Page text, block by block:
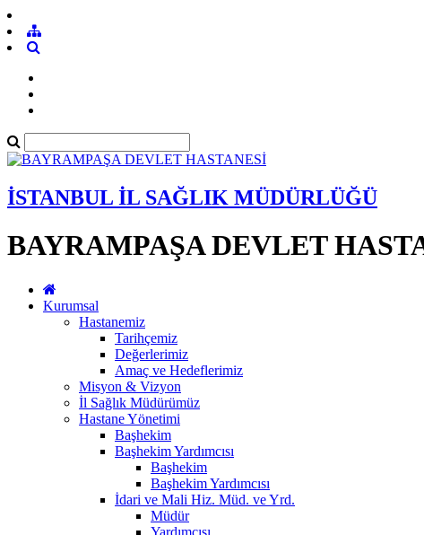
İSTANBUL İL SAĞLIK MÜDÜRLÜĞÜ
BAYRAMPAŞA DEVLET
Kurumsal
Hastanemiz
Tarihçemiz
Değerlerimiz
Amaç ve Hedeflerimiz
Misyon & Vizyon
İl Sağlık Müdürümüz
Hastane Yönetimi
Başhekim
Başhekim Yardımcısı
Başhekim
Başhekim Yardımcısı
İdari ve Mali Hiz. Müd. ve Yrd.
Müdür
Yardımcısı